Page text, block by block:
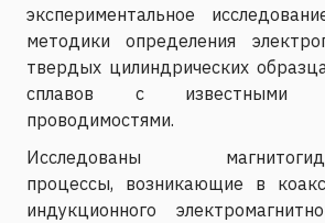
экспериментальное
методики определения
твердых цилиндрических
сплавов с известными
проводимостями.
Исследованы
процессы, возникающие в
индукционного